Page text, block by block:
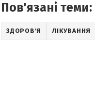
Пов'язані теми:
ЗДОРОВ'Я ЛІКУВАННЯ